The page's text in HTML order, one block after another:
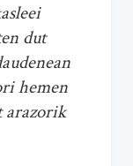
dut
hemen
arazorik